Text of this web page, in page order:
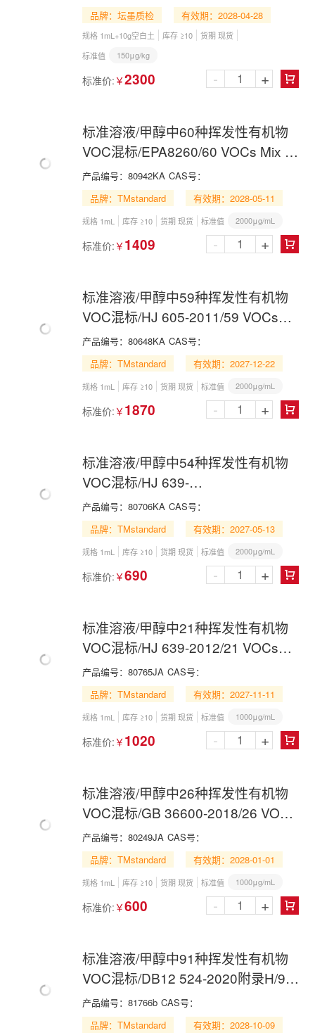
品牌：坛墨质检
有效期：2028-04-28
规格 1mL+10g空白土 库存 ≥10
货期 现货
标准值
150μg/kg
标准价: ￥2300 
- +
标准溶液/甲醇中60种挥发性有机物
VOC混标/EPA8260/60 VOCs Mix in
Methanol
产品编号： 80942KA CAS号：
品牌：TMstandard
有效期：2028-05-11
规格 1mL 库存 ≥10 货期 现货 标准值 2000μg/mL
标准价: ￥ 1409 
- +
标准溶液/甲醇中59种挥发性有机物
VOC混标/HJ 605-2011/59 VOCs
Mix in Methanol
产品编号： 80648KA CAS号：
品牌：TMstandard
有效期：2027-12-22
规格 1mL 库存 ≥10 货期 现货 标准值 2000μg/mL
标准价: ￥ 1870 
- +
标准溶液/甲醇中54种挥发性有机物
VOC混标/HJ 639-
2012/EPA502/EPA524/EPA8260/54
VOCs Mix in Methanol
产品编号： 80706KA CAS号：
品牌：TMstandard
有效期：2027-05-13
规格 1mL 库存 ≥10 货期 现货 标准值 2000μg/mL
标准价: ￥690 
- +
标准溶液/甲醇中21种挥发性有机物
VOC混标/HJ 639-2012/21 VOCs
Mix in Methanol
产品编号： 80765JA CAS号：
品牌：TMstandard
有效期：2027-11-11
规格 1mL 库存 ≥10 货期 现货 标准值 1000μg/mL
标准价: ￥ 1020 
- +
标准溶液/甲醇中26种挥发性有机物
VOC混标/GB 36600-2018/26 VOCs
Mix in Methanol
产品编号： 80249JA CAS号：
品牌：TMstandard
有效期：2028-01-01
规格 1mL 库存 ≥10 货期 现货 标准值 1000μg/mL
标准价: ￥600 
- +
标准溶液/甲醇中91种挥发性有机物
VOC混标/DB12 524-2020附录H/91
VOCs Mix in Methanol
产品编号： 81766b CAS号：
品牌：TMstandard
有效期：2028-10-09